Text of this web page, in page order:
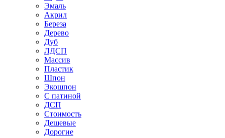
Эмаль
Акрил
Береза
Дерево
Дуб
ЛДСП
Массив
Пластик
Шпон
Экошпон
С патиной
ДСП
Стоимость
Дешевые
Дорогие